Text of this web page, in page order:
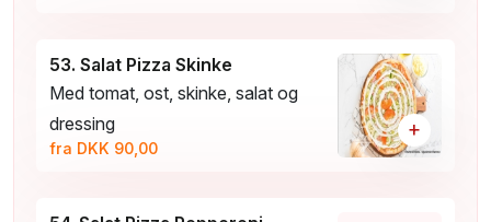
53. Salat Pizza Skinke
Med tomat, ost, skinke, salat og
dressing
fra DKK 90,00
+